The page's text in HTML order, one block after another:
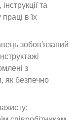
та
в їх
зобов'язаний
з
як безпечно